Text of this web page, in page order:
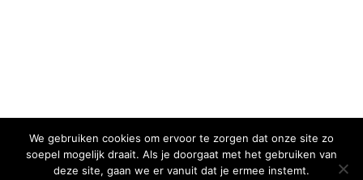
We gebruiken cookies om ervoor te zorgen dat onze site zo
soepel mogelijk draait. Als je doorgaat met het gebruiken van
deze site, gaan we er vanuit dat je ermee instemt.